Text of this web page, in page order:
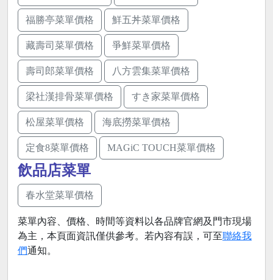
福勝亭菜單價格 鮮五丼菜單價格
藏壽司菜單價格 爭鮮菜單價格
壽司郎菜單價格 八方雲集菜單價格
梁社漢排骨菜單價格 すき家菜單價格
松屋菜單價格 海底撈菜單價格
定食8菜單價格 MAGiC TOUCH菜單價格
飲品店菜單
春水堂菜單價格
菜單內容、價格、時間等資料以各品牌官網及門市現場
為主，本頁面資訊僅供參考。若內容有誤，可至聯絡我
們通知。